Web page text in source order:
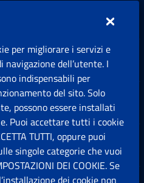
per migliorare i servizi e
navigazione dell’utente. I
indispensabili per
del sito. Solo
possono essere installati
Puoi accettare tutti i cookie
TUTTI, oppure puoi
singole categorie che vuoi
DEI COOKIE. Se
dei cookie non